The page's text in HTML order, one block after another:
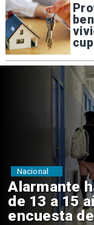
Aprueban
Sebastián
de $4 mil
Regiones